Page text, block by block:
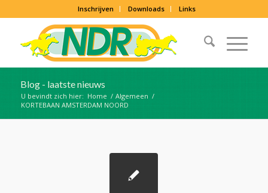
Inschrijven Downloads Links
Blog - laatste nieuws
U bevindt zich hier: Home / Algemeen /
KORTEBAAN AMSTERDAM NOORD